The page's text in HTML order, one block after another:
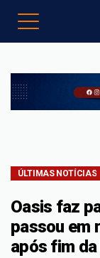
ÚLTIMAS NOTÍCIAS
Oasis faz
passou em
após fim da